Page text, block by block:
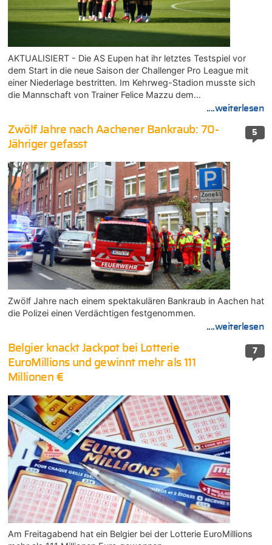
AKTUALISIERT - Die AS Eupen hat ihr letztes Testspiel vor
dem Start in die neue Saison der Challenger Pro League mit
einer Niederlage bestritten. Im Kehrweg-Stadion musste sich
die Mannschaft von Trainer Felice Mazzu dem…
....weiterlesen
5
Zwölf Jahre nach Aachener Bankraub: 70-
Jähriger gefasst
Zwölf Jahre nach einem spektakulären Bankraub in Aachen hat
die Polizei einen Verdächtigen festgenommen.
....weiterlesen
7
Belgier knackt Jackpot bei Lotterie
EuroMillions und gewinnt mehr als 111
Millionen €
Am Freitagabend hat ein Belgier bei der Lotterie EuroMillions